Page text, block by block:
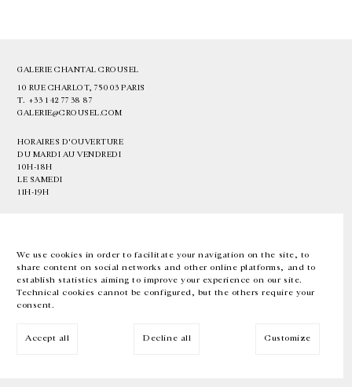
We use cookies in order to facilitate your navigation on the site, to
share content on social networks and other online platforms, and to
establish statistics aiming to improve your experience on our site.
Technical cookies cannot be configured, but the others require your
consent.
Accept all Decline all Customize
GALERIE CHANTAL CROUSEL
10 RUE CHARLOT, 75003 PARIS
T. +33 1 42 77 38 87
GALERIE@CROUSEL.COM
HORAIRES D'OUVERTURE
DU MARDI AU VENDREDI
10H-18H
LE SAMEDI
11H-19H
EN FR 中文 Facebook Instagram
Inscrivez-vous à notre newsletter